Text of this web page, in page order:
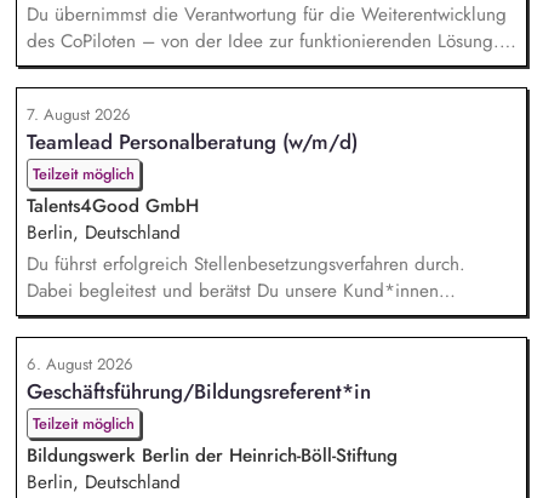
Du übernimmst die Verantwortung für die Weiterentwicklung
des CoPiloten – von der Idee zur funktionierenden Lösung.
Im Zentrum stehen die Umsetzung und Implementierung: Du
verstehst die zugrunde liegenden Prozesse, optimierst sie,
und entwickelst daraus unser Produkt weiter, zusammen mit
unseren Partnern der Branche.
7. August 2026
Teamlead Personalberatung (w/m/d)
Teilzeit möglich
Talents4Good GmbH
Berlin, Deutschland
Du führst erfolgreich Stellenbesetzungsverfahren durch.
Dabei begleitest und berätst Du unsere Kund*innen
partnerschaftlich – vom Auftaktbriefing bis zur erfolgreichen
Besetzung. Du hältst die Fäden in unserem Team
Personalberatung zusammen und bist erste*r
Ansprechpartner*in sowie wichtigste*r Sparringspartner*in
für drei Kolleg*innen. Zudem bist Du Teil des Leitungskreises
zur strategisch...
6. August 2026
Geschäftsführung/Bildungsreferent*in
Teilzeit möglich
Bildungswerk Berlin der Heinrich-Böll-Stiftung
Berlin, Deutschland